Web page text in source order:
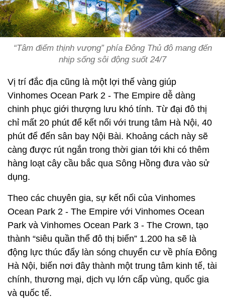
“Tâm điểm thịnh vượng” phía Đông Thủ đô mang đến
nhịp sống sôi động suốt 24/7
Vị trí đắc địa cũng là một lợi thế vàng giúp
Vinhomes Ocean Park 2 - The Empire dễ dàng
chinh phục giới thượng lưu khó tính. Từ đại đô thị
chỉ mất 20 phút để kết nối với trung tâm Hà Nội, 40
phút để đến sân bay Nội Bài. Khoảng cách này sẽ
càng được rút ngắn trong thời gian tới khi có thêm
hàng loạt cây cầu bắc qua Sông Hồng đưa vào sử
dụng.
Theo các chuyên gia, sự kết nối của Vinhomes
Ocean Park 2 - The Empire với Vinhomes Ocean
Park và Vinhomes Ocean Park 3 - The Crown, tạo
thành “siêu quần thể đô thị biển” 1.200 ha sẽ là
động lực thúc đẩy làn sóng chuyển cư về phía Đông
Hà Nội, biến nơi đây thành một trung tâm kinh tế, tài
chính, thương mại, dịch vụ lớn cấp vùng, quốc gia
và quốc tế.